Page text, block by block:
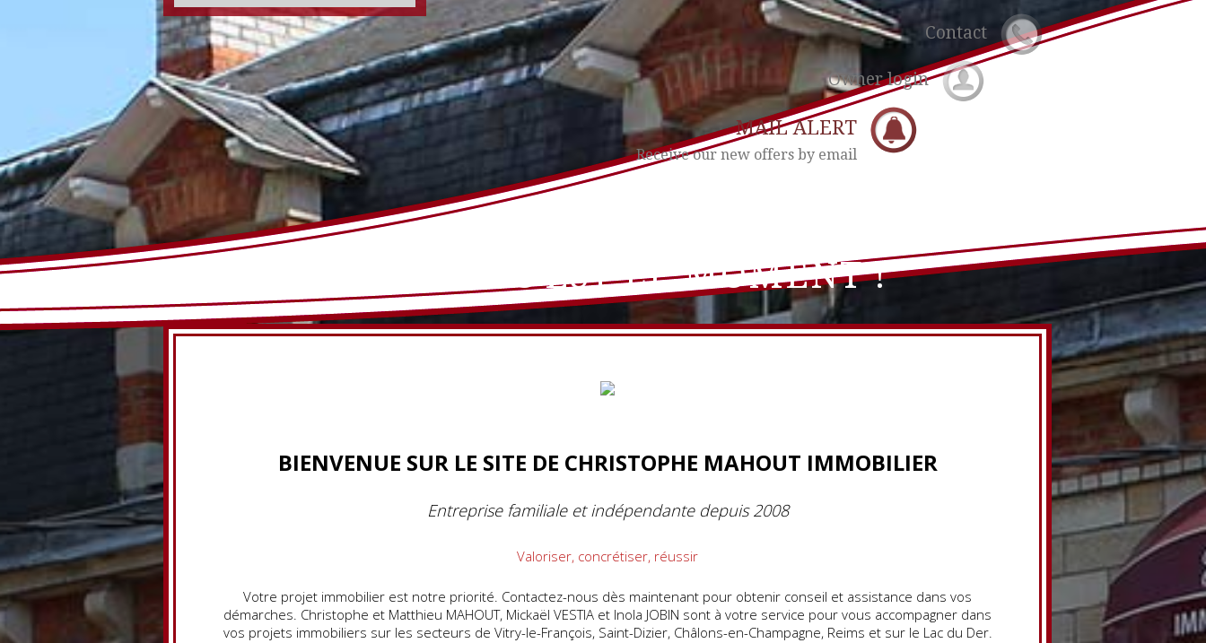
Contact
Owner login
MAIL ALERT
Receive our new offers by email
INVESTIR C'EST LE MOMENT !
BIENVENUE SUR LE SITE DE CHRISTOPHE MAHOUT IMMOBILIER
Entreprise familiale et indépendante depuis 2008
Valoriser, concrétiser, réussir
Votre projet immobilier est notre priorité. Contactez-nous dès maintenant pour obtenir conseil et assistance dans vos
démarches. Christophe et Matthieu MAHOUT, Mickaël VESTIA et Inola JOBIN sont à votre service pour vous accompagner dans
vos projets immobiliers sur les secteurs de Vitry-le-François, Saint-Dizier, Châlons-en-Champagne, Reims et sur le Lac du Der.